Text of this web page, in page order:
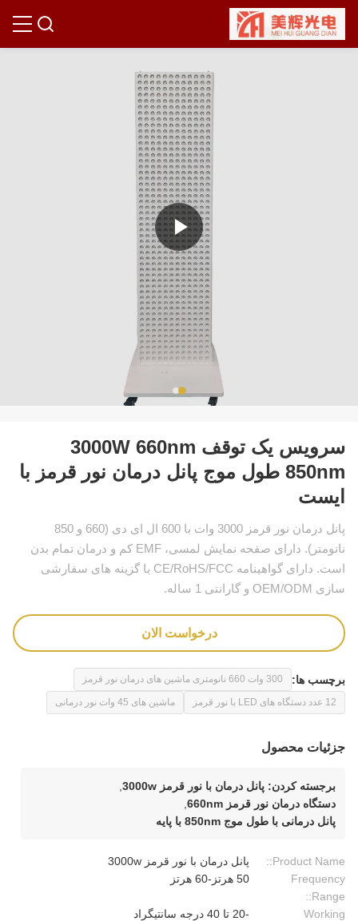
سرویس یک توقف 3000W 660nm
850nm طول موج پانل درمان نور قرمز با
ایست
پانل درمان نور قرمز 3000 وات با 600 ال ای دی (660 و 850
نانومتر). دارای صفحه نمایش لمسی، EMF کم و درمان تمام بدن
است. دارای گواهینامه CE/RoHS/FCC با گزینه های سفارشی
سازی OEM/ODM و گارانتی 1 ساله.
درخواست الان
برچسب ها: 300 وات 660 نانومتری ماشین های درمان نور قرمز
12 عدد دستگاه های LED با نور قرمز ماشین های 45 وات نور درمانی
جزئیات محصول
برجسته کردن: پانل درمان با نور قرمز 3000w
دستگاه درمان نور قرمز 660nm
پانل درمانی با طول موج 850nm با پایه
Product Name::
پانل درمان با نور قرمز 3000w
Frequency
Range::
50 هرتز-60 هرتز
Working
-20 تا 40 درجه سانتیگراد